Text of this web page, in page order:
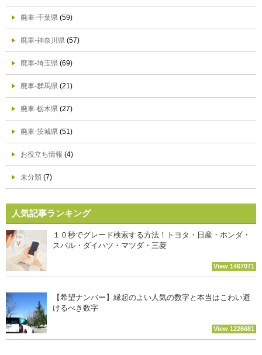
廃車-千葉県 (59)
廃車-神奈川県 (57)
廃車-埼玉県 (69)
廃車-群馬県 (21)
廃車-栃木県 (27)
廃車-茨城県 (51)
お役立ち情報 (4)
未分類 (7)
人気記事ランキング
１０秒でグレード検索する方法！トヨタ・日産・ホンダ・
スバル・ダイハツ・マツダ・三菱
View 1467071
【希望ナンバー】縁起のよい人気の数字と本当はこわい避
けるべき数字
View 1226681